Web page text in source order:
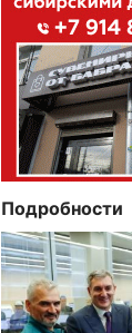
Подробности